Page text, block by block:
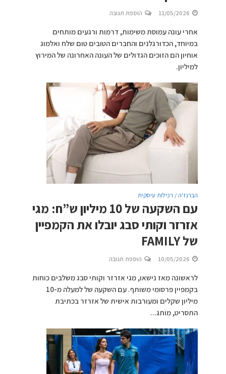
11/05/2026 הוספת תגובה
אחרי עונה עמוסת משימות, דרמות ורגעים מותחים
במיוחד, הכדורגלנים והחברים הטובים טום שלח ואלמוג
אוחיון הם הזוכים הגדולים של העונה האחרונה של המירוץ
למיליון.
הברנז'ה / רכילות עיסקית
עם השקעה של 10 מיליון ש”ח: מגי
אזרזר וקותי סבג יובלו את הקמפיין
של FAMILY
10/05/2026 הוספת תגובה
לראשונה מאז נישאו, מגי אזרזר וקותי סבג משלבים כוחות
בקמפיין פרסומי משותף. עם השקעה של למעלה מ-10
מיליון שקלים ומעורבות אישית של אזרזר בכתיבת
התסריט, מותג...